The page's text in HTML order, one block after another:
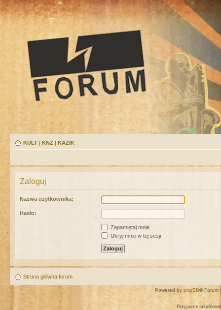
KULT | KNŻ | KAZIK
Zaloguj
Nazwa użytkownika:
Hasło:
Zapamiętaj mnie
Ukryj mnie w tej sesji
Strona główna forum
Powered by phpBB® Forum
Przyjazne